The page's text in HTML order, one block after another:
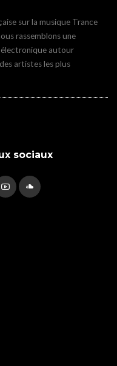
sur la musique Trance
rassemblons une
électronique autour
artistes les plus
sociaux